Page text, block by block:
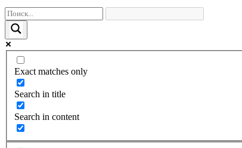
Exact matches only
Search in title
Search in content